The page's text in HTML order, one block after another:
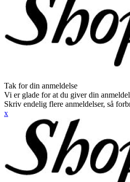
Tak for din anmeldelse
Vi er glade for at du giver din
Skriv endelig flere anmeldelser, så
x